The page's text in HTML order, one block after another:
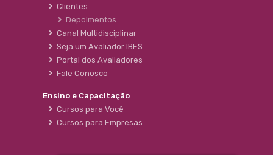
Clientes
Depoimentos
Canal Multidisciplinar
Seja um Avaliador IBES
Portal dos Avaliadores
Fale Conosco
Ensino e Capacitação
Cursos para Você
Cursos para Empresas